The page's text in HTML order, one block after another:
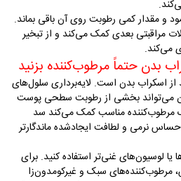
.
و مقدار کمی رطوبت روی آن باقی بماند.
مراقبتی بعدی کمک می‌کند و از تبخیر
می‌کند.
بدن حتماً مرطوب‌کننده بزنید
از اسکراب بدن است. لایه‌برداری سلول‌های
می‌تواند بخشی از رطوبت سطحی پوست
مرطوب‌کننده مناسب کمک می‌کند سد
نرمی و لطافت ایجادشده ماندگارتر
لوسیون‌های غنی‌تر استفاده کنید. برای
سبک و غیرکومدون‌زا